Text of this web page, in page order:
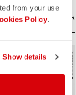
from your use
Policy.
Show details
COMPARAR
Sale 25% Off